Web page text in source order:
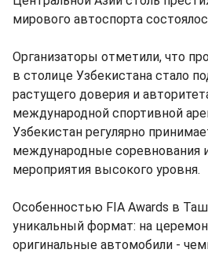
мирового автоспорта
Организаторы отметили, что
в столице Узбекистана стало
растущего доверия и
международной спортивной
Узбекистан регулярно
международные соревнования
мероприятия высокого уровня.
Особенностью FIA Awards в
уникальный формат: на
оригинальные автомобили -